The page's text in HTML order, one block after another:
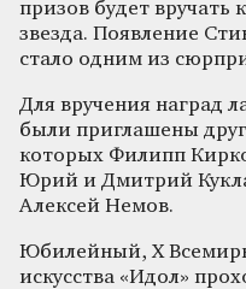
призов будет вручать
звезда. Появление
стало одним из
Для вручения наград
были приглашены
которых Филипп
Юрий и Дмитрий
Алексей Немов.
Юбилейный, X
искусства «Идол»